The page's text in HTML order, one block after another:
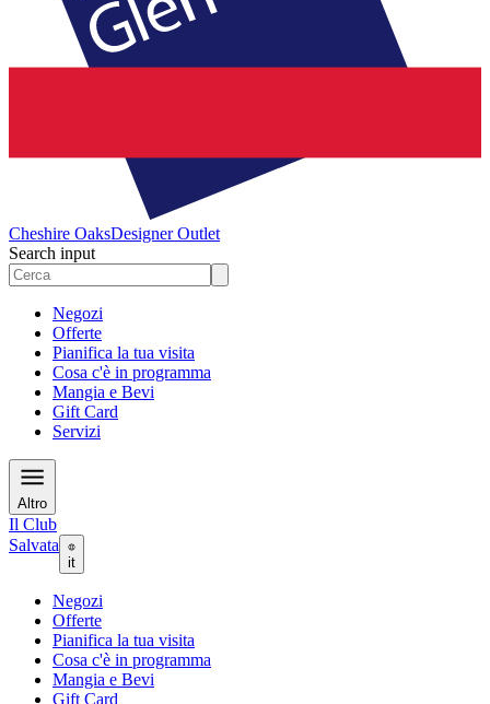
Cheshire OaksDesigner Outlet
Search input
Negozi
Offerte
Pianifica la tua visita
Cosa c'è in programma
Mangia e Bevi
Gift Card
Servizi
Altro
Il Club
Salvata
it
Negozi
Offerte
Pianifica la tua visita
Cosa c'è in programma
Mangia e Bevi
Gift Card